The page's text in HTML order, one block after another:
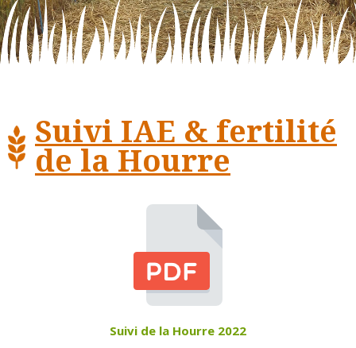
Suivi IAE & fertilité
de la Hourre
Suivi de la Hourre 2022